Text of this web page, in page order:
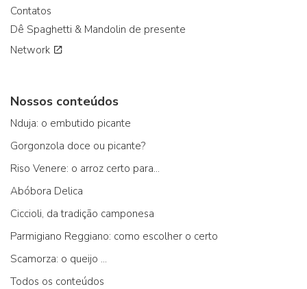
Contatos
Dê Spaghetti & Mandolin de presente
Network
Nossos conteúdos
Nduja: o embutido picante
Gorgonzola doce ou picante?
Riso Venere: o arroz certo para...
Abóbora Delica
Ciccioli, da tradição camponesa
Parmigiano Reggiano: como escolher o certo
Scamorza: o queijo ...
Todos os conteúdos